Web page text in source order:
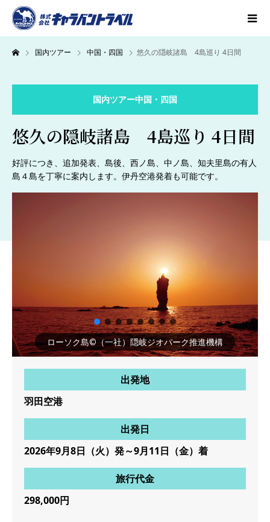
国内ツアー 中国・四国 悠久の隠岐諸島 4島巡り 4日間
国内ツアー中国・四国
悠久の隠岐諸島 4島巡り 4日間
好評につき、追加発表、島後、西ノ島、中ノ島、知夫里島の有人
島４島を丁寧に案内します。伊丹空港発着も可能です。
ローソク島©（一社）隠岐ジオパーク推進機構
出発地
羽田空港
出発日
2026年9月8日（火）発～9月11日（金）着
旅行代金
298,000円